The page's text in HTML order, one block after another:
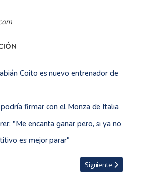
Coito es nuevo entrenador de
podría firmar con el Monza de Italia
"Me encanta ganar pero, si ya no
es mejor parar"
Solís es nuevo entrenador de Garabito
Artículo siguiente:
Siguiente